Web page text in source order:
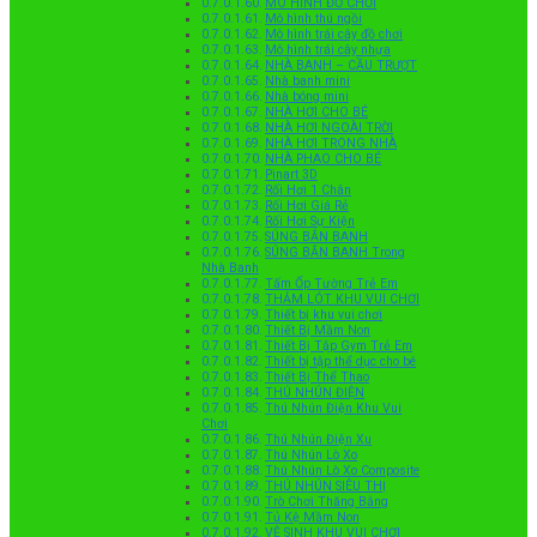
MÔ HÌNH ĐỒ CHƠI
Mô hình thú ngồi
Mô hình trái cây đồ chơi
Mô hình trái cây nhựa
NHÀ BANH – CẦU TRƯỢT
Nhà banh mini
Nhà bóng mini
NHÀ HƠI CHO BÉ
NHÀ HƠI NGOÀI TRỜI
NHÀ HƠI TRONG NHÀ
NHÀ PHAO CHO BÉ
Pinart 3D
Rối Hơi 1 Chân
Rối Hơi Giá Rẻ
Rối Hơi Sự Kiện
SÚNG BẮN BANH
SÚNG BẮN BANH Trong
Nhà Banh
Tấm Ốp Tường Trẻ Em
THẢM LÓT KHU VUI CHƠI
Thiết bị khu vui chơi
Thiết Bị Mầm Non
Thiết Bị Tập Gym Trẻ Em
Thiết bị tập thể dục cho bé
Thiết Bị Thể Thao
THÚ NHÚN ĐIỆN
Thú Nhún Điện Khu Vui
Chơi
Thú Nhún Điện Xu
Thú Nhún Lò Xo
Thú Nhún Lò Xo Composite
THÚ NHÚN SIÊU THỊ
Trò Chơi Thăng Bằng
Tủ Kệ Mầm Non
VỆ SINH KHU VUI CHƠI